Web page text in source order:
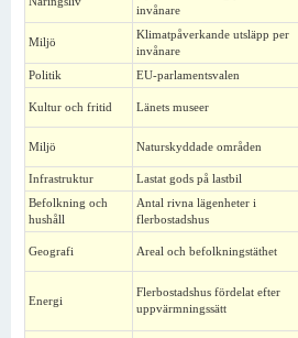
invånare
Miljö
Klimatpåverkande utsläpp per
invånare
Politik EU-parlamentsvalen
Kultur och fritid Länets museer
Miljö Naturskyddade områden
Infrastruktur Lastat gods på lastbil
Befolkning och
hushåll
Antal rivna lägenheter i
flerbostadshus
Geografi Areal och befolkningstäthet
Energi
Flerbostadshus fördelat efter
uppvärmningssätt